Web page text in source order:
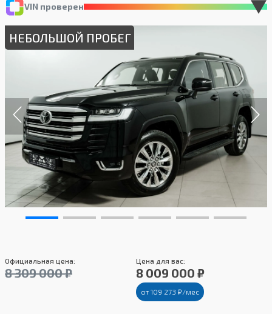
VIN проверен
НЕБОЛЬШОЙ ПРОБЕГ
Официальная цена:
8 309 000 ₽
Цена для вас:
8 009 000 ₽
от 109 273 ₽/мес